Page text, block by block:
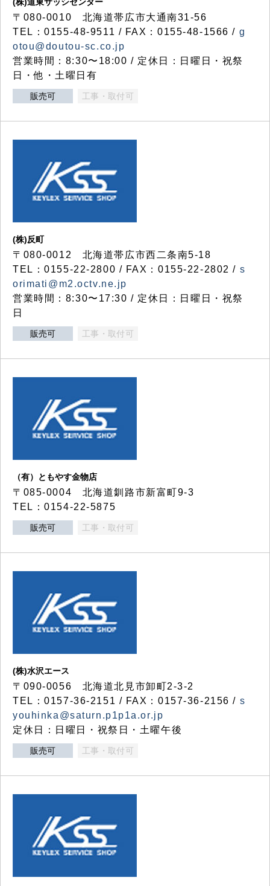
〒080-0010 北海道帯広市大通南31-56
TEL：0155-48-9511 / FAX：0155-48-1566 / g
otou@doutou-sc.co.jp
営業時間：8:30〜18:00 / 定休日：日曜日・祝祭
日・他・土曜日有
販売可 工事・取付可
(株)反町
〒080-0012 北海道帯広市西二条南5-18
TEL：0155-22-2800 / FAX：0155-22-2802 / s
orimati@m2.octv.ne.jp
営業時間：8:30〜17:30 / 定休日：日曜日・祝祭
日
販売可 工事・取付可
（有）ともやす金物店
〒085-0004 北海道釧路市新富町9-3
TEL：0154-22-5875
販売可 工事・取付可
(株)水沢エース
〒090-0056 北海道北見市卸町2-3-2
TEL：0157-36-2151 / FAX：0157-36-2156 / s
youhinka@saturn.p1p1a.or.jp
定休日：日曜日・祝祭日・土曜午後
販売可 工事・取付可